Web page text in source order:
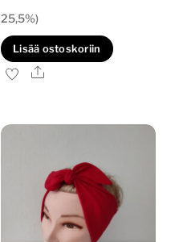
oli:
40,00€.
on:
30,00€.
25,5%)
Lisää ostoskoriin
Ale